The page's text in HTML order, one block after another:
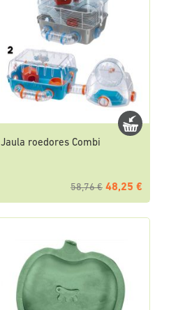
Jaula roedores Combi
58,76 € 48,25 €